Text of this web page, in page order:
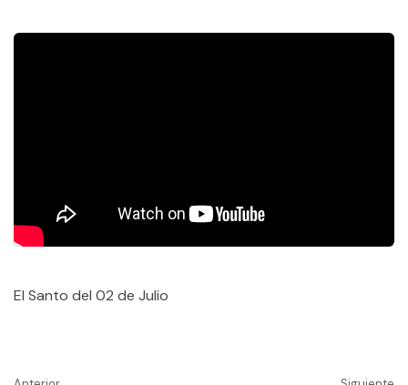
El Santo del 02 de Julio